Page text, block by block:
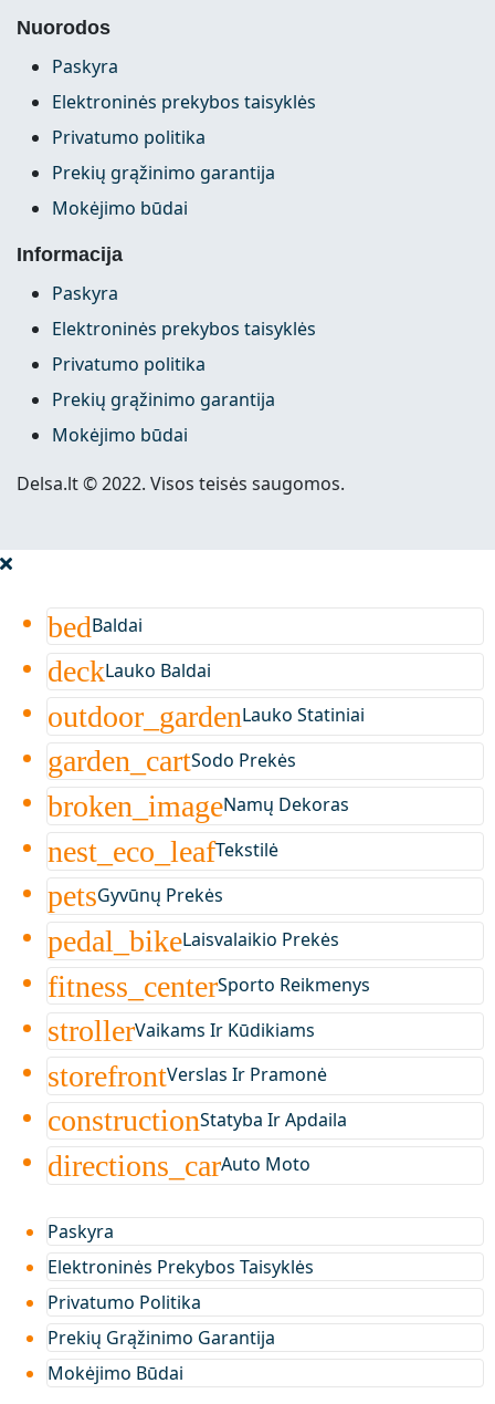
Nuorodos
Paskyra
Elektroninės prekybos taisyklės
Privatumo politika
Prekių grąžinimo garantija
Mokėjimo būdai
Informacija
Paskyra
Elektroninės prekybos taisyklės
Privatumo politika
Prekių grąžinimo garantija
Mokėjimo būdai
Delsa.lt © 2022. Visos teisės saugomos.
bedBaldai
deckLauko Baldai
outdoor_gardenLauko Statiniai
garden_cartSodo Prekės
broken_imageNamų Dekoras
nest_eco_leafTekstilė
petsGyvūnų Prekės
pedal_bikeLaisvalaikio Prekės
fitness_centerSporto Reikmenys
strollerVaikams Ir Kūdikiams
storefrontVerslas Ir Pramonė
constructionStatyba Ir Apdaila
directions_carAuto Moto
Paskyra
Elektroninės Prekybos Taisyklės
Privatumo Politika
Prekių Grąžinimo Garantija
Mokėjimo Būdai